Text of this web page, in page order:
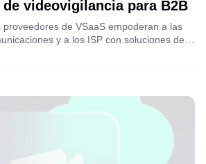
de videovigilancia para B2B
proveedores de VSaaS empoderan a las
y a los ISP con soluciones de